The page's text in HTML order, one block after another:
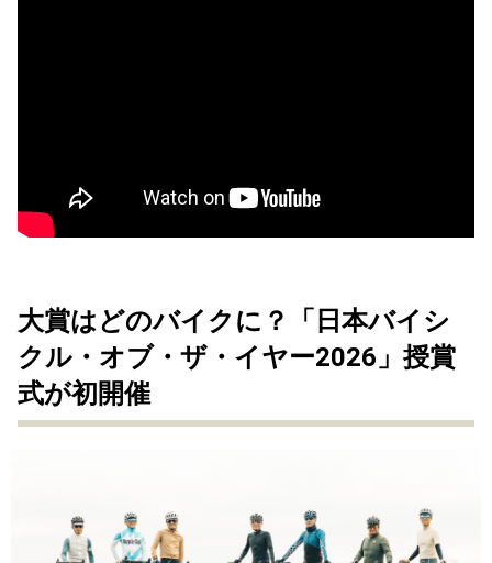
大賞はどのバイクに？「日本バイシ
クル・オブ・ザ・イヤー2026」授賞
式が初開催